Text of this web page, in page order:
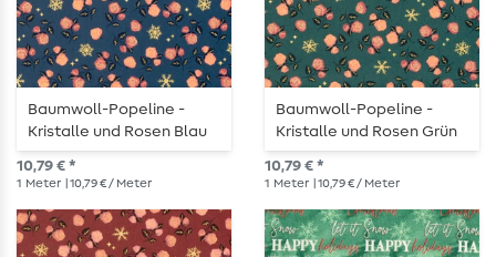
Baumwoll-Popeline -
Kristalle und Rosen Blau
Gold
10,79 € *
1 Meter | 10,79 € / Meter
Baumwoll-Popeline -
Kristalle und Rosen Grün
Gold
10,79 € *
1 Meter | 10,79 € / Meter